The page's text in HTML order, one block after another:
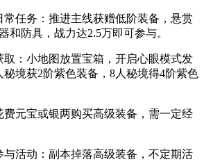
常任务：推进主线获赠低阶装备，悬赏
和防具，战力达2.5万即可参与。
取：小地图放置宝箱，开启心眼模式发
境获2阶紫色装备，8人秘境得4阶紫色
费元宝或银两购买高级装备，需一定经
与活动：副本掉落高级装备，不定期活